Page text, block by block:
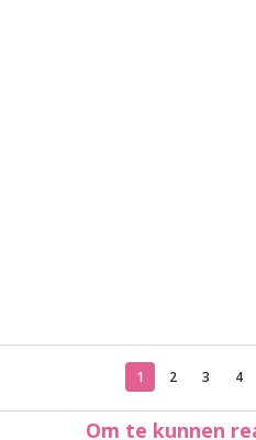
1 2 3 4
Om te kunnen